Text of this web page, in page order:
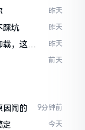
昨天
踩坑 昨天
，这几
昨天
前天
因闹的 9分钟前
定 今天